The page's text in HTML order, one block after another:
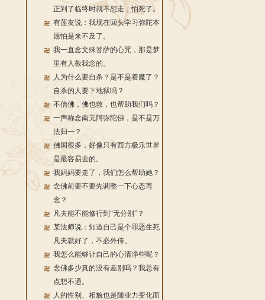
正到了临终时就不想走，怕死了。
有莲友说：我现在回头学习弥陀本
愿怕是来不及了。
我一直念文殊菩萨的心咒，那是梦
里有人教我念的。
人为什么要自杀？是不是着魔了？
自杀的人要下地狱吗？
不信佛，佛也救，也帮助我们吗？
一声称念南无阿弥陀佛，是不是万
法归一？
佛国很多，好像只有西方极乐世界
是最容易去的。
我妈妈要走了，我们怎么帮助她？
念佛前要不要先调整一下心态再
念？
凡夫能不能修行到“无分别”？
某法师说：知道自己是个罪恶生死
凡夫就好了，不必外传。
我怎么能够让自己的心清净些呢？
念佛多少真的没有差别吗？我总有
点想不通。
人的性别、相貌也是随业力变化而